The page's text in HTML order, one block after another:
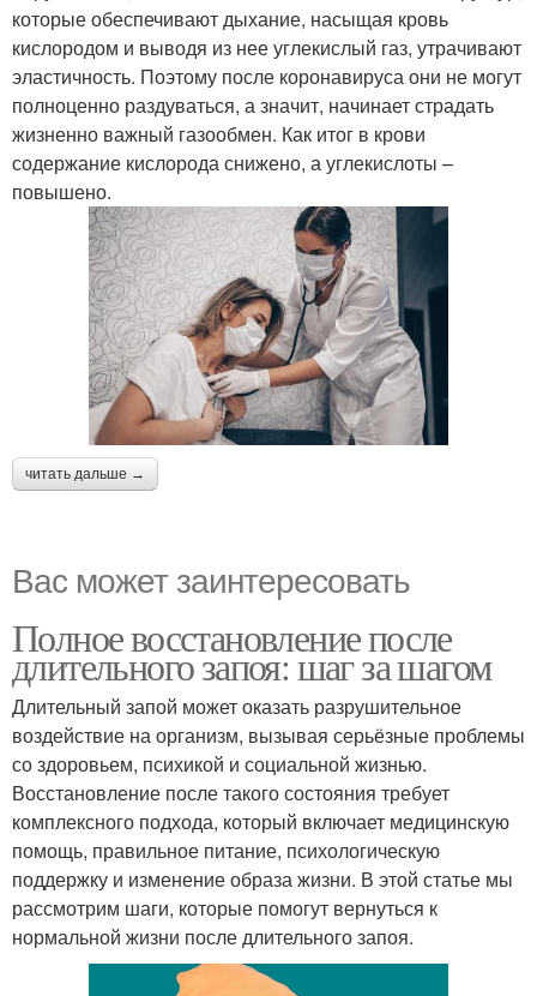
которые обеспечивают дыхание, насыщая кровь
кислородом и выводя из нее углекислый газ, утрачивают
эластичность. Поэтому после коронавируса они не могут
полноценно раздуваться, а значит, начинает страдать
жизненно важный газообмен. Как итог в крови
содержание кислорода снижено, а углекислоты –
повышено.
читать дальше →
Вас может заинтересовать
Полное восстановление после
длительного запоя: шаг за шагом
Длительный запой может оказать разрушительное
воздействие на организм, вызывая серьёзные проблемы
со здоровьем, психикой и социальной жизнью.
Восстановление после такого состояния требует
комплексного подхода, который включает медицинскую
помощь, правильное питание, психологическую
поддержку и изменение образа жизни. В этой статье мы
рассмотрим шаги, которые помогут вернуться к
нормальной жизни после длительного запоя.